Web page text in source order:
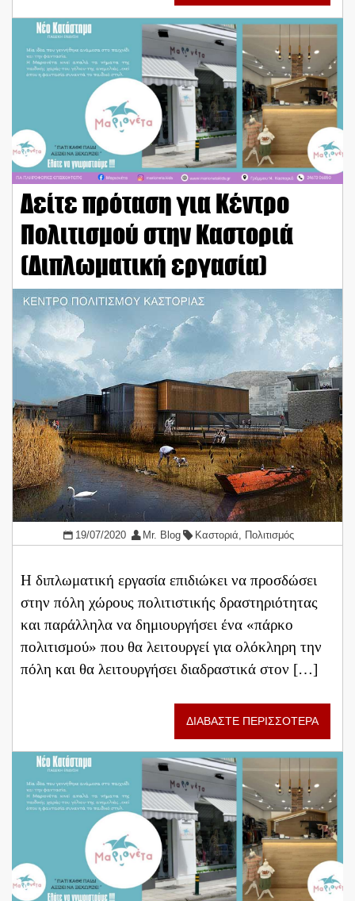
Δείτε πρόταση για Κέντρο
Πολιτισμού στην Καστοριά
(Διπλωματική εργασία)
19/07/2020 Mr. Blog Καστοριά, Πολιτισμός
Η διπλωματική εργασία επιδιώκει να προσδώσει
στην πόλη χώρους πολιτιστικής δραστηριότητας
και παράλληλα να δημιουργήσει ένα «πάρκο
πολιτισμού» που θα λειτουργεί για ολόκληρη την
πόλη και θα λειτουργήσει διαδραστικά στον […]
ΔΙΑΒΑΣΤΕ ΠΕΡΙΣΣΟΤΕΡΑ